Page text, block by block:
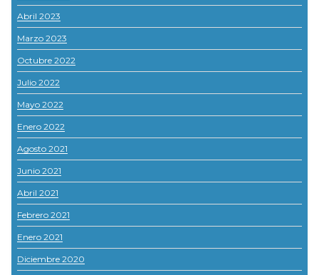
Abril 2023
Marzo 2023
Octubre 2022
Julio 2022
Mayo 2022
Enero 2022
Agosto 2021
Junio 2021
Abril 2021
Febrero 2021
Enero 2021
Diciembre 2020